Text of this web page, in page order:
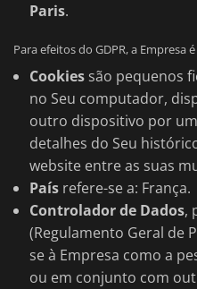
Paris.
Para efeitos do GDPR, a Empresa
Cookiessão pequenos
no Seu computador,
outro dispositivo por
detalhes do Seu
website entre as suas
Paísrefere-se a: França.
Controlador de Dados,
(Regulamento Geral de
se à Empresa como a
ou em conjunto com